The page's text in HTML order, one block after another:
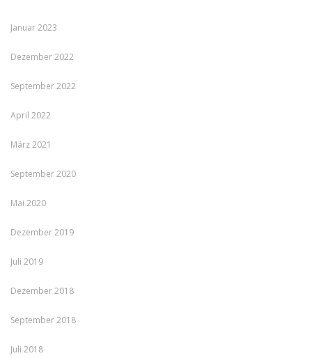
Januar 2023
Dezember 2022
September 2022
April 2022
März 2021
September 2020
Mai 2020
Dezember 2019
Juli 2019
Dezember 2018
September 2018
Juli 2018